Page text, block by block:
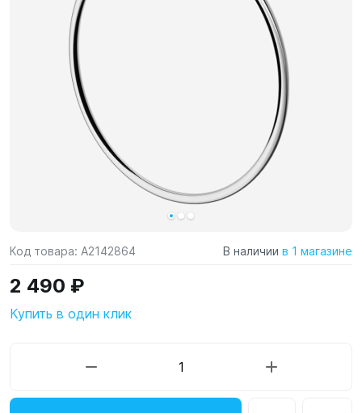
Код товара: A2142864 В наличии в 1 магазине
2 490 ₽
Купить в один клик